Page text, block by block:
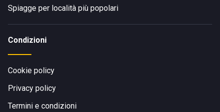
Spiagge per località più popolari
Condizioni
Cookie policy
Privacy policy
Termini e condizioni